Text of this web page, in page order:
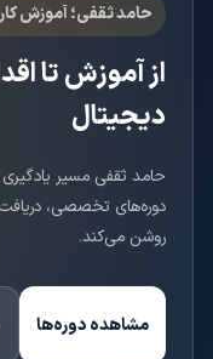
حامد ثقفی؛ آموزش
از آموزش تا
دیجیتال
حامد ثقفی مسیر یادگیری
دوره‌های تخصصی، دریافت
روشن می‌کند.
مشاهده دوره‌ها